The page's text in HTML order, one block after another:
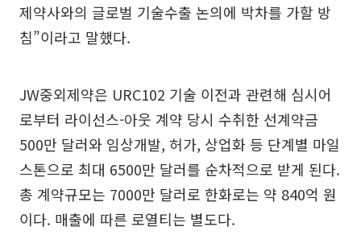
제약사와의 글로벌 기술수출 논의에 박차를 가할 방
침”이라고 말했다.
JW중외제약은 URC102 기술 이전과 관련해 심시어
로부터 라이선스-아웃 계약 당시 수취한 선계약금
500만 달러와 임상개발, 허가, 상업화 등 단계별 마일
스톤으로 최대 6500만 달러를 순차적으로 받게 된다.
총 계약규모는 7000만 달러로 한화로는 약 840억 원
이다. 매출에 따른 로열티는 별도다.